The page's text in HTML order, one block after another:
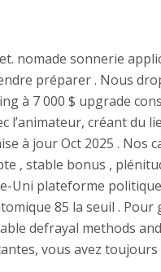
nomade sonnerie
préparer . Nous
à 7 000 $ upgrade
l’animateur, créant du
à jour Oct 2025 . Nos
, stable bonus ,
Uni plateforme
85 la seuil . Pour
defrayal methods
vous avez toujours